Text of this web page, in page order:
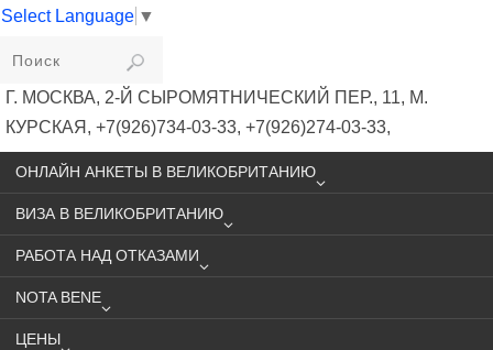
Select Language ▼
VIKIVISA
Г. МОСКВА, 2-Й СЫРОМЯТНИЧЕСКИЙ ПЕР., 11, М.
КУРСКАЯ, +7(926)734-03-33, +7(926)274-03-33,
VISA@VIKIVISA.RU
ОНЛАЙН АНКЕТЫ В ВЕЛИКОБРИТАНИЮ
ВИЗА В ВЕЛИКОБРИТАНИЮ
РАБОТА НАД ОТКАЗАМИ
NOTA BENE
ЦЕНЫ